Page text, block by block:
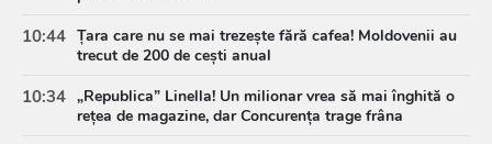
10:44 Țara care nu se mai trezește fără cafea! Moldovenii au
trecut de 200 de cești anual
10:34 „Republica” Linella! Un milionar vrea să mai înghită o
rețea de magazine, dar Concurența trage frâna